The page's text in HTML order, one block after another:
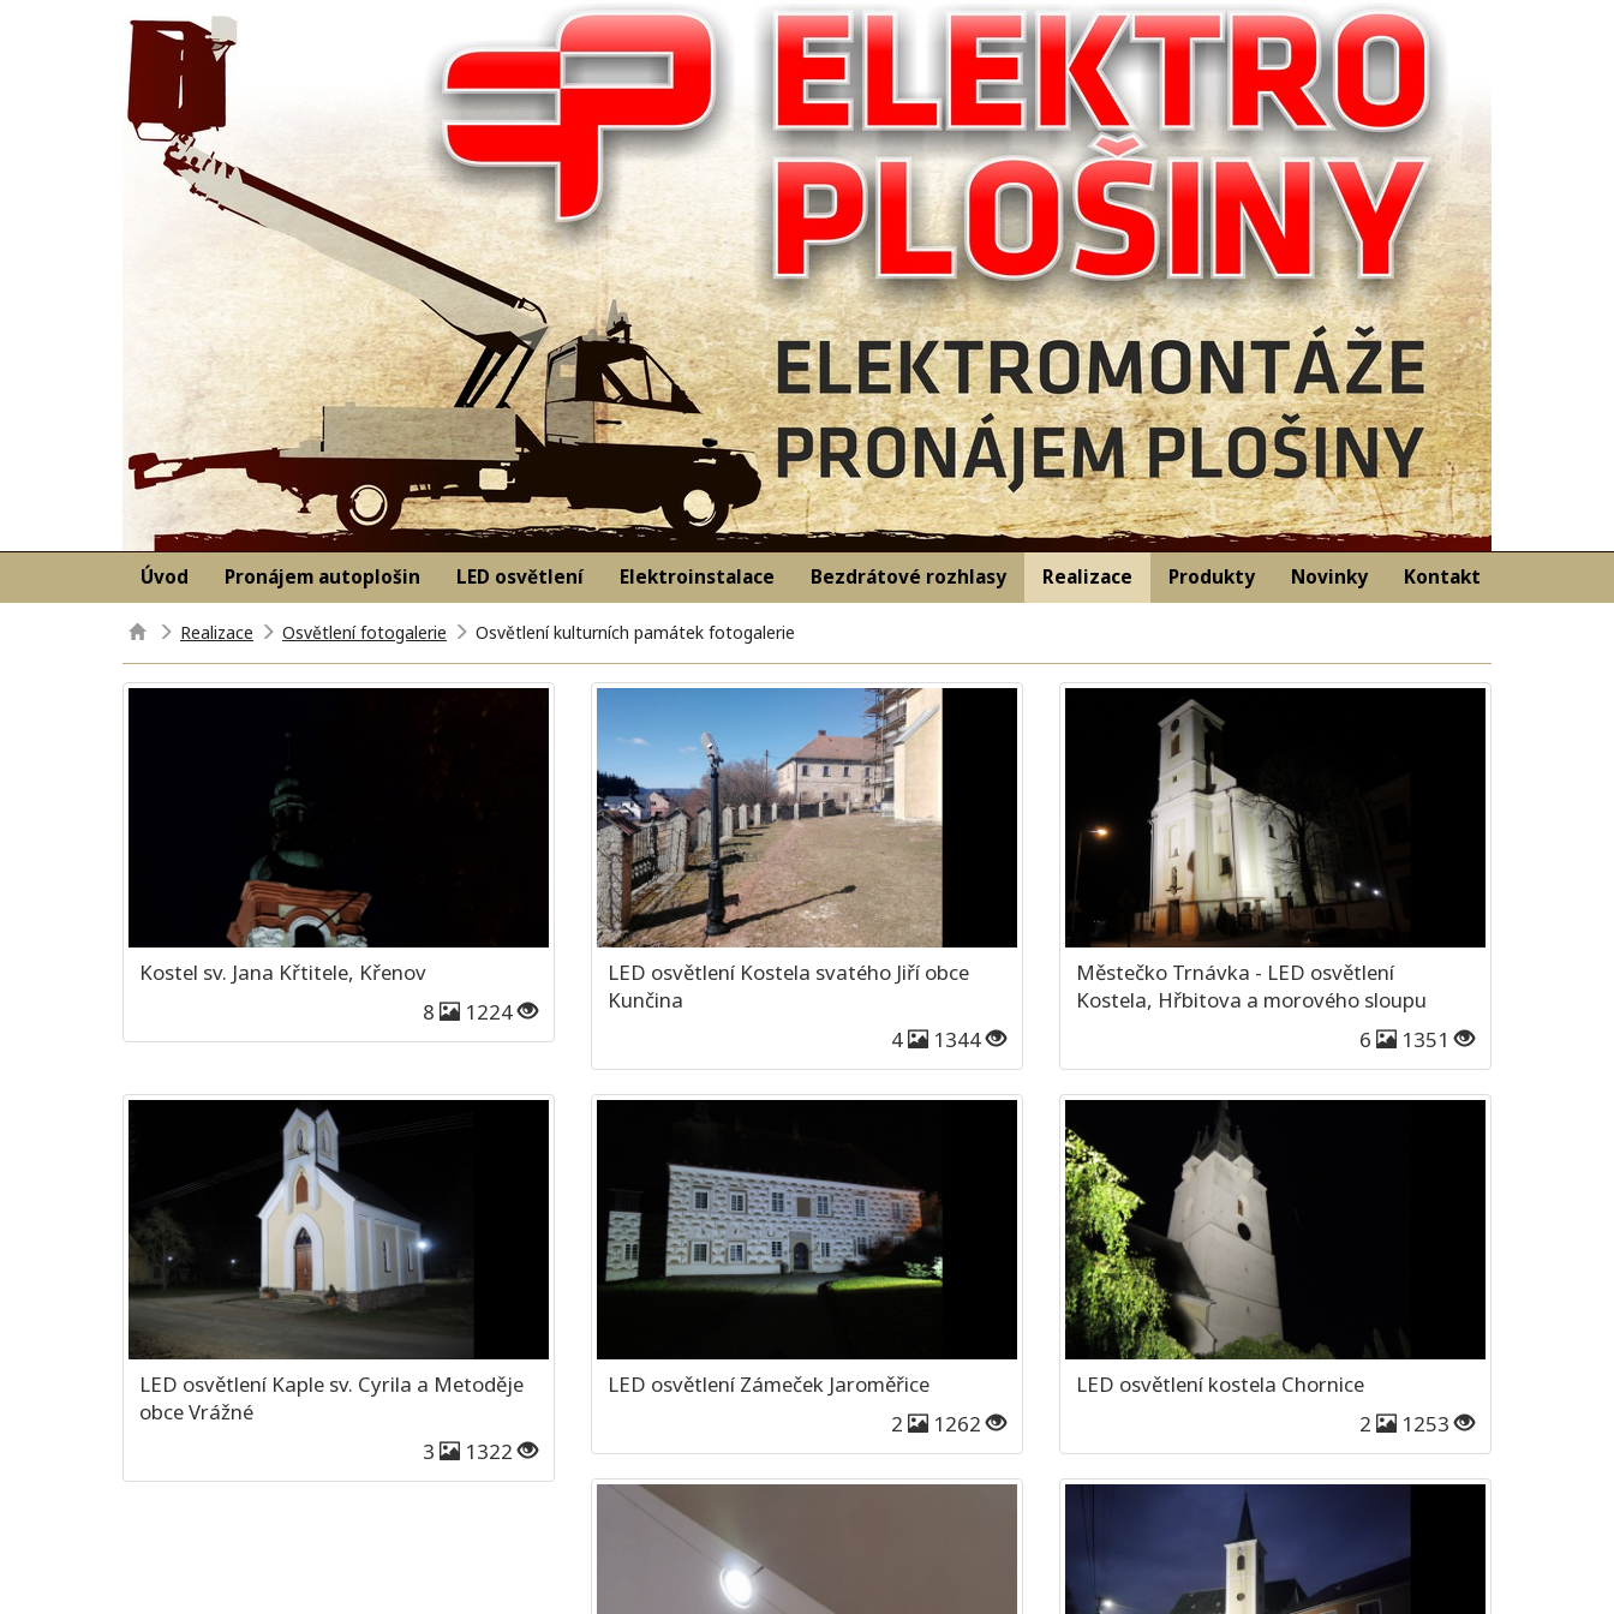
Úvod Pronájem autoplošin LED osvětlení Elektroinstalace Bezdrátové rozhlasy Realizace Produkty Novinky Kontakt
Realizace Osvětlení fotogalerie Osvětlení kulturních památek fotogalerie
Kostel sv. Jana Křtitele, Křenov
8
1224
LED osvětlení Kostela svatého Jiří obce
Kunčina
4
1344
Městečko Trnávka - LED osvětlení
Kostela, Hřbitova a morového sloupu
6
1351
LED osvětlení Kaple sv. Cyrila a Metoděje
obce Vrážné
3
1322
LED osvětlení Zámeček Jaroměřice
2
1262
LED osvětlení kostela Chornice
2
1253